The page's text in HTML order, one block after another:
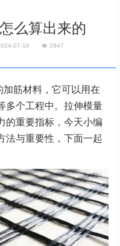
么算出来的
07-16 2947
加筋材料，它可以用在
多个工程中。拉伸模量
的重要指标，今天小编
法与重要性，下面一起